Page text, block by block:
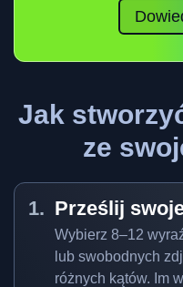
Jak
ze
Prześlij
Wybierz 8–12
lub swobodnych
różnych kątów. Im